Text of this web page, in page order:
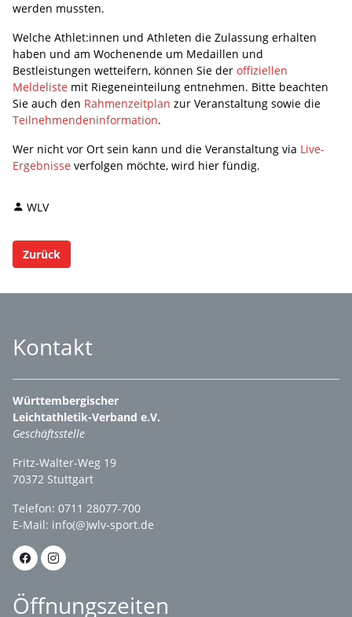
werden mussten.
Welche Athlet:innen und Athleten die Zulassung erhalten
haben und am Wochenende um Medaillen und
Bestleistungen wetteifern, können Sie der offiziellen
Meldeliste mit Riegeneinteilung entnehmen. Bitte beachten
Sie auch den Rahmenzeitplan zur Veranstaltung sowie die
Teilnehmendeninformation.
Wer nicht vor Ort sein kann und die Veranstaltung via Live-
Ergebnisse verfolgen möchte, wird hier fündig.
WLV
Zurück
Kontakt
Württembergischer
Leichtathletik-Verband e.V.
Geschäftsstelle
Fritz-Walter-Weg 19
70372 Stuttgart
Telefon: 0711 28077-700
E-Mail: info(@)wlv-sport.de
Öffnungszeiten